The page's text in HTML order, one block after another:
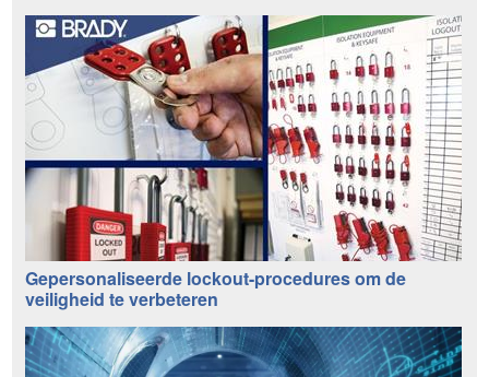
Gepersonaliseerde lockout-procedures om de
veiligheid te verbeteren